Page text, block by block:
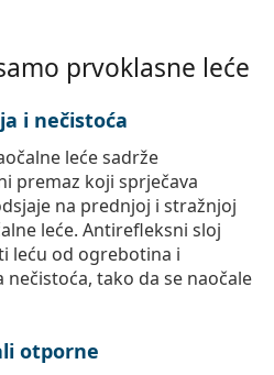
prvoklasne leće
i nečistoća
leće sadrže
premaz koji sprječava
na prednjoj i stražnjoj
leće. Antirefleksni sloj
leću od ogrebotina i
nečistoća, tako da se naočale
otporne